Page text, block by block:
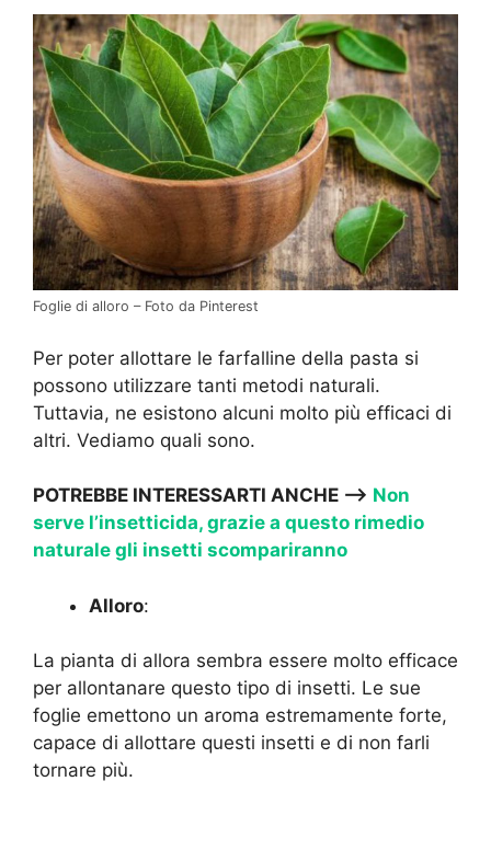
Foglie di alloro – Foto da Pinterest
Per poter allottare le farfalline della pasta si
possono utilizzare tanti metodi naturali.
Tuttavia, ne esistono alcuni molto più efficaci di
altri. Vediamo quali sono.
POTREBBE INTERESSARTI ANCHE —-> Non
serve l’insetticida, grazie a questo rimedio
naturale gli insetti scompariranno
Alloro:
La pianta di allora sembra essere molto efficace
per allontanare questo tipo di insetti. Le sue
foglie emettono un aroma estremamente forte,
capace di allottare questi insetti e di non farli
tornare più.